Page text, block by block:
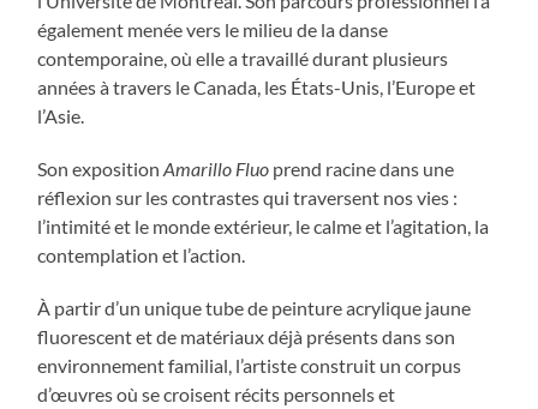
également menée vers le milieu de la danse
contemporaine, où elle a travaillé durant plusieurs
années à travers le Canada, les États-Unis, l’Europe et
l’Asie.
Son expositionAmarillo Fluo prend racine dans une
réflexion sur les contrastes qui traversent nos vies :
l’intimité et le monde extérieur, le calme et l’agitation, la
contemplation et l’action.
À partir d’un unique tube de peinture acrylique jaune
fluorescent et de matériaux déjà présents dans son
environnement familial, l’artiste construit un corpus
d’œuvres où se croisent récits personnels et